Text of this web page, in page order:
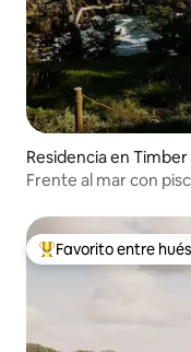
Residencia en
Frente al mar con
De los mejores en
Favorito entre